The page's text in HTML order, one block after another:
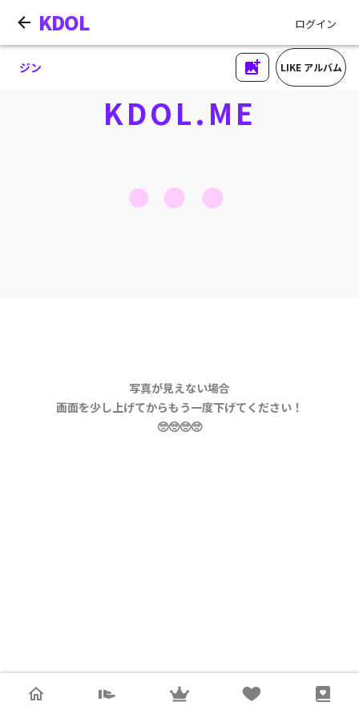
KDOL ログイン
ジン LIKE アルバム
KDOL.ME
写真が見えない場合
画面を少し上げてからもう一度下げてください！
🥺🥺🥺🥺